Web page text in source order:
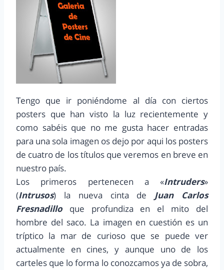
Tengo que ir poniéndome al día con ciertos
posters que han visto la luz recientemente y
como sabéis que no me gusta hacer entradas
para una sola imagen os dejo por aqui los posters
de cuatro de los títulos que veremos en breve en
nuestro país.
Los primeros pertenecen a «Intruders»
(Intrusos) la nueva cinta de Juan Carlos
Fresnadillo que profundiza en el mito del
hombre del saco. La imagen en cuestión es un
tríptico la mar de curioso que se puede ver
actualmente en cines, y aunque uno de los
carteles que lo forma lo conozcamos ya de sobra,